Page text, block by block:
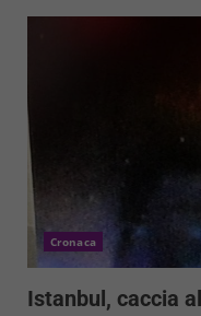
Cronaca
Istanbul, caccia